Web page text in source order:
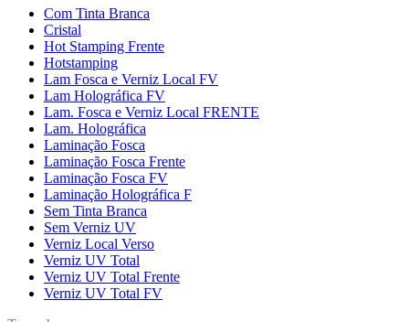
Com Tinta Branca
Cristal
Hot Stamping Frente
Hotstamping
Lam Fosca e Verniz Local FV
Lam Holográfica FV
Lam. Fosca e Verniz Local FRENTE
Lam. Holográfica
Laminação Fosca
Laminação Fosca Frente
Laminação Fosca FV
Laminação Holográfica F
Sem Tinta Branca
Sem Verniz UV
Verniz Local Verso
Verniz UV Total
Verniz UV Total Frente
Verniz UV Total FV